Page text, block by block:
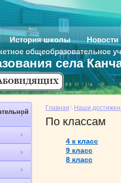
История школы Новости
общеобразовательное
села
Главная \ Наши
По классам
4 к класс
9 класс
8 класс